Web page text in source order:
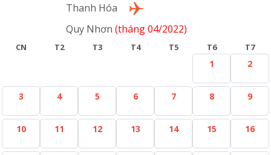
Thanh Hóa
Quy Nhơn (tháng 04/2022)
CN T2 T3 T4 T5 T6 T7
1 2
3 4 5 6 7 8 9
10 11 12 13 14 15 16